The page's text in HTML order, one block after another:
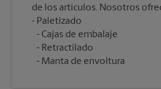
de los artículos. Nosotros
Cajas de embalaje
Retractilado
Manta de envoltura